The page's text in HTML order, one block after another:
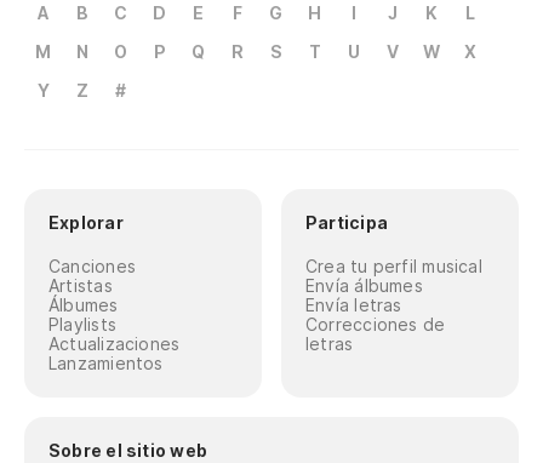
A B C D E F G H I J K
L
M
N O P Q R S T U V W
X
Y
Z #
Explorar
Canciones
Artistas
Álbumes
Playlists
Actualizaciones
Lanzamientos
Participa
Crea tu perfil musical
Envía álbumes
Envía letras
Correcciones de
letras
Sobre el sitio web